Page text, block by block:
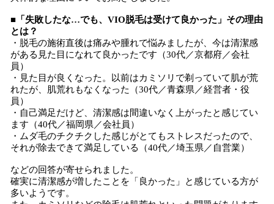
■「失敗したな…でも、VIO脱毛は受けて良かった」その理由
とは？
・脱毛の施術直後は痛みや腫れで悩みましたが、今は清潔感
がある見た目になれて良かったです（30代／京都府／会社
員）
・見た目が良くなった。以前はカミソリで剃っていて肌が荒
れたが、肌荒れもなくなった（30代／青森県／経営者・役
員）
・自己満足だけど、清潔感は間違いなく上がったと感じてい
ます（40代／福岡県／会社員）
・ムダ毛のチクチクした感じがとてもストレスだったので、
それが除去できて満足している（40代／埼玉県／自営業）
などの回答が寄せられました。
確実に清潔感が増したことを「良かった」と感じている方が
多いようです。